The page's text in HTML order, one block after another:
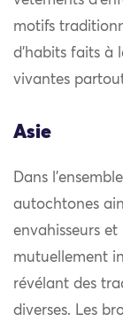
motifs
d’habits faits à
vivantes
Asie
Dans
autochtones
envahisseurs
mutuellement
révélant des
diverses. Les